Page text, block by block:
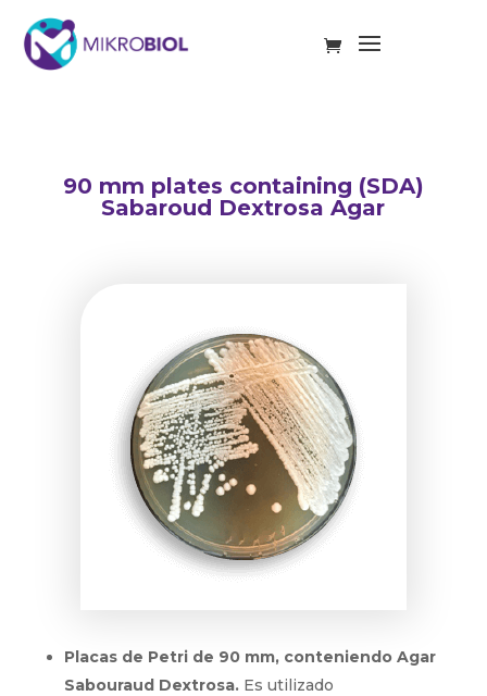
90 mm plates containing (SDA)
Sabaroud Dextrosa Agar
Placas de Petri de 90 mm, conteniendo Agar
Sabouraud Dextrosa.Es utilizado